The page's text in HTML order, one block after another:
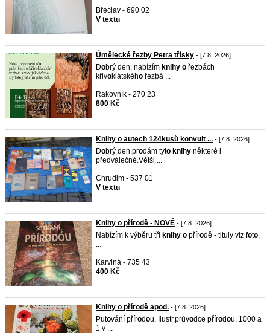
Břeclav - 690 02
V textu
Úmělecké řezby Petra třísky - [7.8. 2026]
Dobrý den, nabízím knihy o řezbách
křivoklátského řezbá ...
Rakovník - 270 23
800 Kč
Knihy o autech 124kusů konvult ... - [7.8. 2026]
Dobrý den,prodám tyto knihy některé i
předválečné.Větši ...
Chrudim - 537 01
V textu
Knihy o přírodě - NOVÉ - [7.8. 2026]
Nabízím k výběru tři knihy o přírodě - tituly viz foto,
...
Karviná - 735 43
400 Kč
Knihy o přírodě apod. - [7.8. 2026]
Putování přírodou, Ilustr.průvodce přírodou, 1000 a
1 v ...